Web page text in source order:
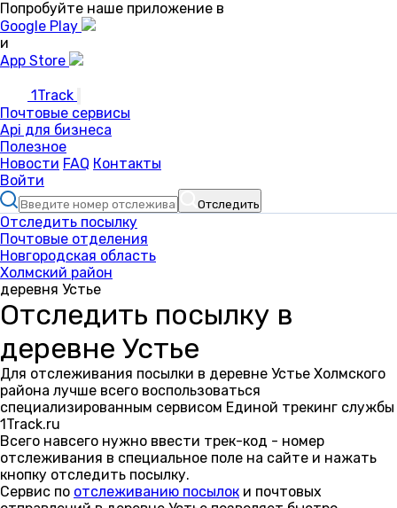
Попробуйте наше приложение в
Google Play
и
App Store
1Track
Почтовые сервисы
Api для бизнеса
Полезное
Новости FAQ Контакты
Войти
Отследить
Отследить посылку
Почтовые отделения
Новгородская область
Холмский район
деревня Устье
Отследить посылку в
деревне Устье
Для отслеживания посылки в деревне Устье Холмского
района лучше всего воспользоваться
специализированным сервисом Единой трекинг службы
1Track.ru
Всего навсего нужно ввести трек-код - номер
отслеживания в специальное поле на сайте и нажать
кнопку отследить посылку.
Сервис по отслеживанию посылок и почтовых